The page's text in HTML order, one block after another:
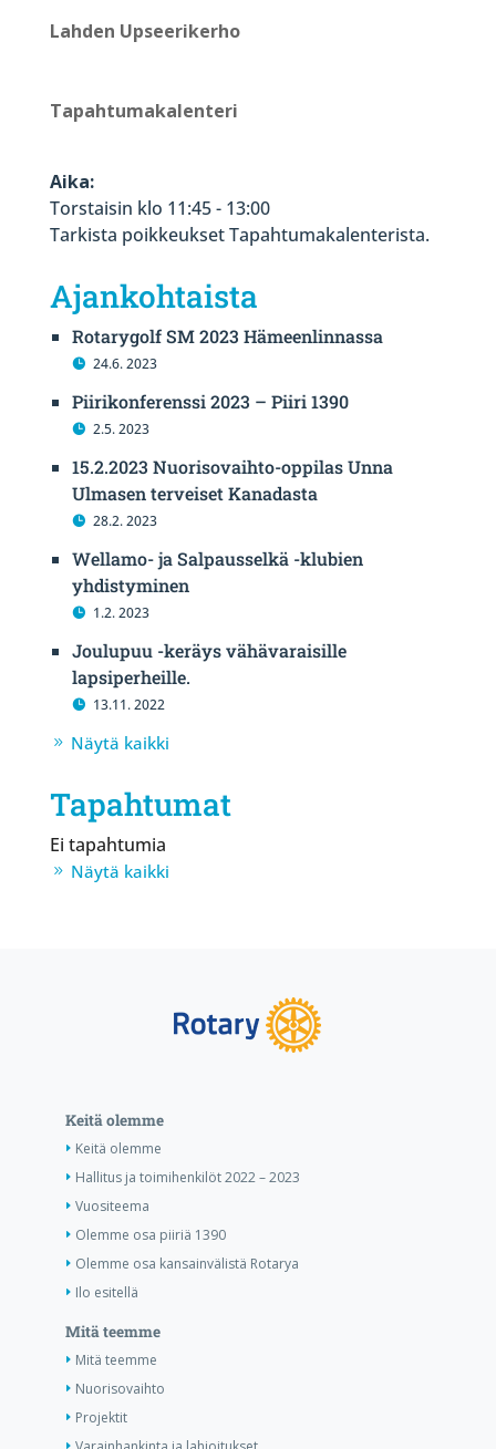
Lahden Upseerikerho
Tapahtumakalenteri
Aika:
Torstaisin klo 11:45 - 13:00
Tarkista poikkeukset Tapahtumakalenterista.
Ajankohtaista
Rotarygolf SM 2023 Hämeenlinnassa
24.6. 2023
Piirikonferenssi 2023 – Piiri 1390
2.5. 2023
15.2.2023 Nuorisovaihto-oppilas Unna
Ulmasen terveiset Kanadasta
28.2. 2023
Wellamo- ja Salpausselkä -klubien
yhdistyminen
1.2. 2023
Joulupuu -keräys vähävaraisille
lapsiperheille.
13.11. 2022
Näytä kaikki
Tapahtumat
Ei tapahtumia
Näytä kaikki
Keitä olemme
Keitä olemme
Hallitus ja toimihenkilöt 2022 – 2023
Vuositeema
Olemme osa piiriä 1390
Olemme osa kansainvälistä Rotarya
Ilo esitellä
Mitä teemme
Mitä teemme
Nuorisovaihto
Projektit